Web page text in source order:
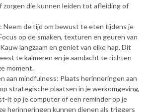
zorgen die kunnen leiden tot afleiding of
Neem de tijd om bewust te eten tijdens je
op de smaken, texturen en geuren van
langzaam en geniet van elke hap. Dit
te kalmeren en je aandacht te richten
moment.
aan mindfulness: Plaats herinneringen aan
strategische plaatsen in je werkomgeving,
it op je computer of een reminder op je
herinneringen kunnen dienen als triggers